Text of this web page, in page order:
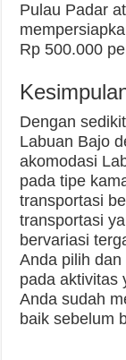
Pulau Padar
Rp 500.000
Dengan
Labuan Bajo
akomodasi
pada tipe
transportasi
transportasi
bervariasi
Anda pilih
pada aktivitas
Anda sudah
baik sebelum